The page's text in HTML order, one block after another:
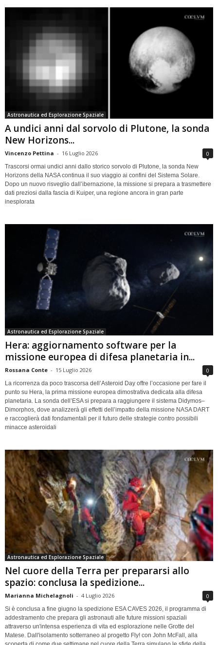
Astronautica ed Esplorazione Spaziale
A undici anni dal sorvolo di Plutone, la sonda
New Horizons...
Vincenzo Pettina - 16 Luglio 2026 0
Trascorsi ormai undici anni dallo storico sorvolo di Plutone, la sonda New
Horizons della NASA continua il suo viaggio ai confini del Sistema Solare.
Dopo un nuovo risveglio dall’ibernazione, la missione si prepara a trasmettere
dati preziosi dalla fascia di Kuiper, una regione ancora in gran parte
inesplorata
Astronautica ed Esplorazione Spaziale
Hera: aggiornamento software per la
missione europea di difesa planetaria in...
Rossana Conte - 15 Luglio 2026 0
La ricorrenza da poco trascorsa dell’Asteroid Day offre l’occasione per fare il
punto su Hera, la prima missione europea dimostrativa dedicata alla difesa
planetaria. La sonda dell’ESA si prepara a raggiungere il sistema Didymos–
Dimorphos, dove analizzerà gli effetti dell’impatto della missione NASA DART
e raccoglierà dati fondamentali per il futuro delle strategie contro possibili
minacce asteroidali
Astronautica ed Esplorazione Spaziale
Nel cuore della Terra per prepararsi allo
spazio: conclusa la spedizione...
Marianna Michelagnoli - 4 Luglio 2026 0
Si è conclusa a fine giugno la spedizione ESA CAVES 2026, il programma di
addestramento che prepara gli astronauti alle future missioni spaziali
attraverso un'intensa esperienza di vita ed esplorazione nelle Grotte del
Matese. Dall'isolamento sotterraneo al progetto Fly! con John McFall, alla